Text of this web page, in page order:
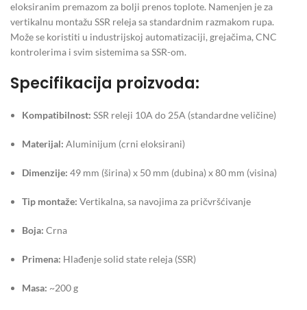
eloksiranim premazom za bolji prenos toplote. Namenjen je za
vertikalnu montažu SSR releja sa standardnim razmakom rupa.
Može se koristiti u industrijskoj automatizaciji, grejačima, CNC
kontrolerima i svim sistemima sa SSR-om.
Specifikacija proizvoda:
Kompatibilnost: SSR releji 10A do 25A (standardne veličine)
Materijal: Aluminijum (crni eloksirani)
Dimenzije: 49 mm (širina) x 50 mm (dubina) x 80 mm (visina)
Tip montaže: Vertikalna, sa navojima za pričvršćivanje
Boja: Crna
Primena: Hlađenje solid state releja (SSR)
Masa: ~200 g